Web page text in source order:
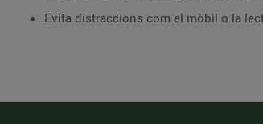
Evita distraccions com el mòbil o la